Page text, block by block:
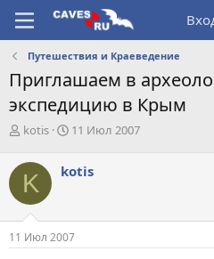
Путешествия и Краеведение
Приглашаем в
экспедицию в Крым
А
т
о
р
т
е
м
kotis
Д
а
ч
а
11 Июл 2007
K kotis
11 Июл 2007